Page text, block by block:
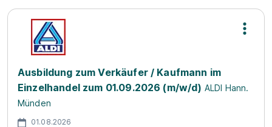
Ausbildung zum Verkäufer / Kaufmann im
Einzelhandel zum 01.09.2026 (m/w/d) ALDI Hann.
Münden
01.08.2026